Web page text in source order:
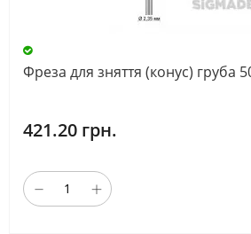
Фреза для зняття (конус) груба
421.20 грн.